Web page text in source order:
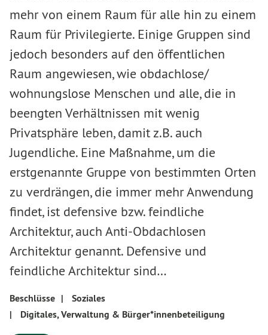
mehr von einem Raum für alle hin zu einem
Raum für Privilegierte. Einige Gruppen sind
jedoch besonders auf den öffentlichen
Raum angewiesen, wie obdachlose/
wohnungslose Menschen und alle, die in
beengten Verhältnissen mit wenig
Privatsphäre leben, damit z.B. auch
Jugendliche. Eine Maßnahme, um die
erstgenannte Gruppe von bestimmten Orten
zu verdrängen, die immer mehr Anwendung
findet, ist defensive bzw. feindliche
Architektur, auch Anti-Obdachlosen
Architektur genannt. Defensive und
feindliche Architektur sind…
Beschlüsse |
Soziales
|
Digitales, Verwaltung & Bürger*innenbeteiligung